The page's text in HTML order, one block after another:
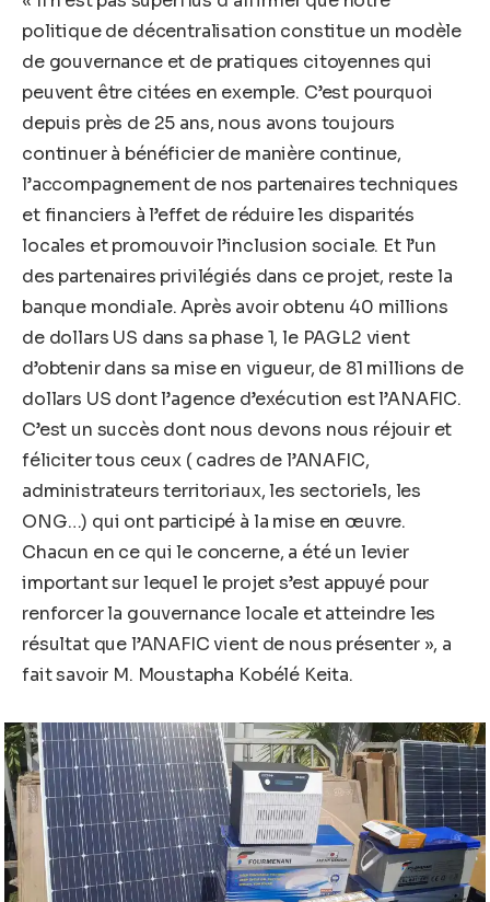
politique de décentralisation constitue un modèle
de gouvernance et de pratiques citoyennes qui
peuvent être citées en exemple. C’est pourquoi
depuis près de 25 ans, nous avons toujours
continuer à bénéficier de manière continue,
l’accompagnement de nos partenaires techniques
et financiers à l’effet de réduire les disparités
locales et promouvoir l’inclusion sociale. Et l’un
des partenaires privilégiés dans ce projet, reste la
banque mondiale. Après avoir obtenu 40 millions
de dollars US dans sa phase 1, le PAGL2 vient
d’obtenir dans sa mise en vigueur, de 81 millions de
dollars US dont l’agence d’exécution est l’ANAFIC.
C’est un succès dont nous devons nous réjouir et
féliciter tous ceux ( cadres de l’ANAFIC,
administrateurs territoriaux, les sectoriels, les
ONG…) qui ont participé à la mise en œuvre.
Chacun en ce qui le concerne, a été un levier
important sur lequel le projet s’est appuyé pour
renforcer la gouvernance locale et atteindre les
résultat que l’ANAFIC vient de nous présenter », a
fait savoir M. Moustapha Kobélé Keita.